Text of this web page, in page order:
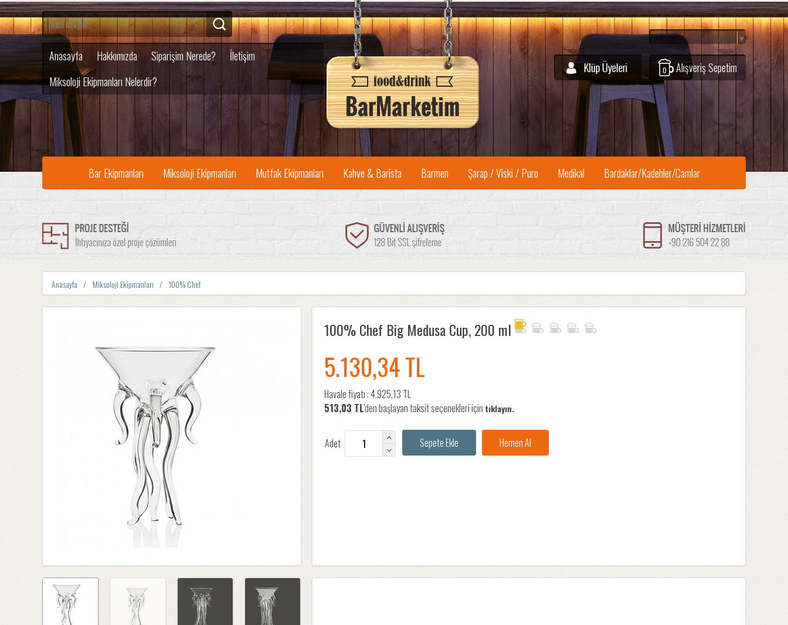
Anasayfa Hakkımızda Siparişim Nerede?
İletişim
Miksoloji Ekipmanları Nelerdir?
Alışveriş Sepetim
0
Select Language ▼
Bar Ekipmanları Miksoloji Ekipmanları Mutfak Ekipmanları Kahve & Barista Barmen Şarap / Viski / Puro Medikal Bardaklar/Kadehler/Camlar
Anasayfa Miksoloji Ekipmanları 100% Chef
100% Chef Big Medusa Cup, 200 ml
5.130,34 TL
Havale fiyatı :4.925,13 TL
513,03 TL'den başlayan taksit seçenekleri için tıklayın.
Adet